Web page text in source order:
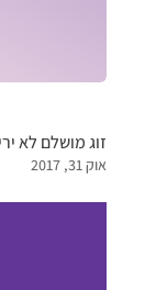
זוג מושלם לא
אוק 31, 2017